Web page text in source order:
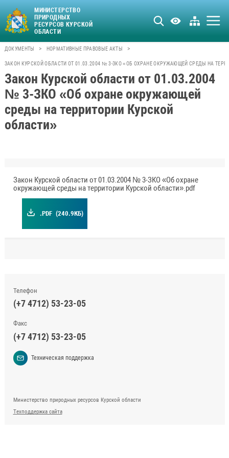
МИНИСТЕРСТВО
ПРИРОДНЫХ
РЕСУРСОВ КУРСКОЙ
ОБЛАСТИ
ДОКУМЕНТЫ > НОРМАТИВНЫЕ ПРАВОВЫЕ АКТЫ >
ЗАКОН КУРСКОЙ ОБЛАСТИ ОТ 01.03.2004 № 3-ЗКО «ОБ ОХРАНЕ ОКРУЖАЮЩЕЙ СРЕДЫ НА
Закон Курской области от 01.03.2004
№ 3-ЗКО «Об охране окружающей
среды на территории Курской
области»
Закон Курской области от 01.03.2004 № 3-ЗКО «Об охране
окружающей среды на территории Курской области».pdf
.PDF (240.9КБ)
Телефон
(+7 4712) 53-23-05
Факс
(+7 4712) 53-23-05
Техническая поддержка
Министерство природных ресурсов Курской области
Техподдержка сайта